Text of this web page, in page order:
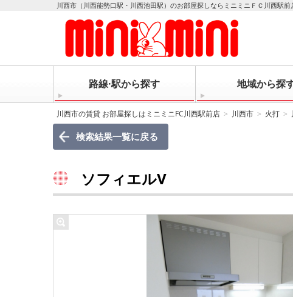
川西市（川西能勢口駅・川西池田駅）のお部屋探しならミニミニＦＣ川西駅前
路線·駅から探す 地域から探
川西市の賃貸 お部屋探しはミニミニFC川西駅前店 川西市 火打
検索結果一覧に戻る
ソフィエルⅤ